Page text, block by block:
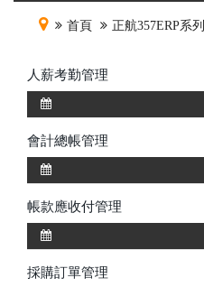
首頁 正航357ERP系列
人薪考勤管理
會計總帳管理
帳款應收付管理
採購訂單管理